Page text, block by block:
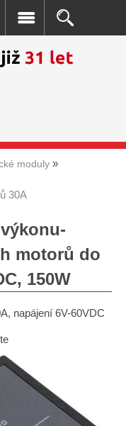
moduly
30A
motorů do
150W
napájení 6V-60VDC